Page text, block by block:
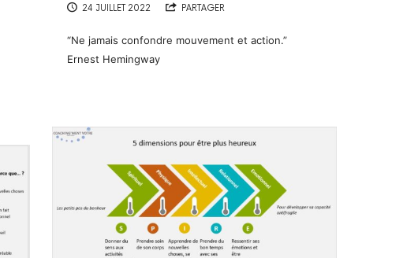
24 JUILLET 2022 PARTAGER
“Ne jamais confondre mouvement et action.”
Ernest Hemingway